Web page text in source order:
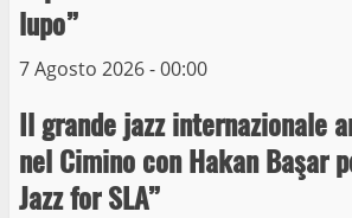
lupo”
7 Agosto 2026 - 00:00
Il grande jazz internazionale
nel Cimino con Hakan Başar
Jazz for SLA”
Prorogata la mostra
Museo dei Portici
Trasporto pubblico
capolinea al terminal